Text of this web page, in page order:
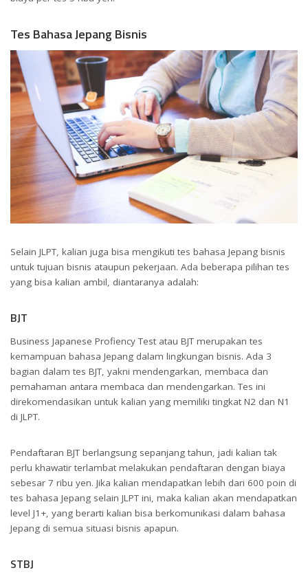
Tes Bahasa Jepang Bisnis
Selain JLPT, kalian juga bisa mengikuti tes bahasa Jepang bisnis
untuk tujuan bisnis ataupun pekerjaan. Ada beberapa pilihan tes
yang bisa kalian ambil, diantaranya adalah:
BJT
Business Japanese Profiency Test atau BJT merupakan tes
kemampuan bahasa Jepang dalam lingkungan bisnis. Ada 3
bagian dalam tes BJT, yakni mendengarkan, membaca dan
pemahaman antara membaca dan mendengarkan. Tes ini
direkomendasikan untuk kalian yang memiliki tingkat N2 dan N1
di JLPT.
Pendaftaran BJT berlangsung sepanjang tahun, jadi kalian tak
perlu khawatir terlambat melakukan pendaftaran dengan biaya
sebesar 7 ribu yen. Jika kalian mendapatkan lebih dari 600 poin di
tes bahasa Jepang selain JLPT ini, maka kalian akan mendapatkan
level J1+, yang berarti kalian bisa berkomunikasi dalam bahasa
Jepang di semua situasi bisnis apapun.
STBJ